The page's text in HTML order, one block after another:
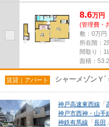
8.6万円
(管理費・
敷：0万円
所在階：2
間取り：
面積：
賃貸｜アパート シャーメゾンＹ
神戸高速東西線 「
神戸市西神・山手
神鉄有馬線 「 長田